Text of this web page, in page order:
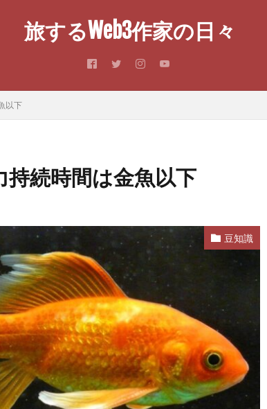
旅するWeb3作家の日々
以下
持続時間は金魚以下
豆知識